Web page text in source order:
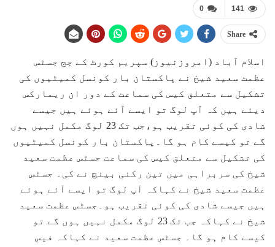
0 141
Share
اسلام آباد (امروزنیوز) سپریم کورٹ کے جج جسٹس
عظمت سعید شیخ نے پاکستان بار کونسل کمیٹیوں کی
تشکیل سے متعلق کیس کی سماعت کے دور ان ریمارکس
دیئے ہیں کہ آپ لوگ تو ایسے آئے ہوئے ہیں جیسے
شادی کی کوئی تقریب ہو،جب تک 23 لوگ مکمل نہیں ہوں
گے تو کیسے کام ہو گا۔پاکستان بار کونسل کمیٹیوں
کی تشکیل سے متعلق کیس کی سماعت جسٹس عظمت سعید
شیخ کی سربراہی میں تین رکنی بینچ نے کی۔ جسٹس
عظمت سعید شیخ نے کہاکہ آپ لوگ تو ایسے آئے ہوئے
ہیں جیسے شادی کی کوئی تقریب ہو۔جسٹس عظمت سعید
شیخ نے کہاکہ جب تک 23 لوگ مکمل نہیں ہوں گے تو
کیسے کام ہو گا۔ جسٹس عظمت سعید نے کہاکہ فیس